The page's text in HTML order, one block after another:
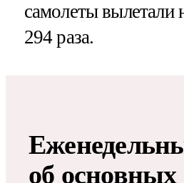
самолеты вылетали
294 раза.
об основных